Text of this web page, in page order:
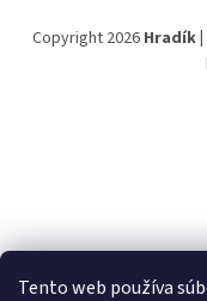
Tento web používa
Copyright 2026 Hradík